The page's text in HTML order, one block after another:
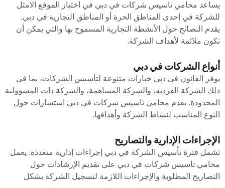
يساعد محامي تاسيس شركات في دبي في اختيار الموقع الامثل
للشركة في إحدى المناطق الحرة أو المناطق التجارية في دبي.
يقدم النصائح حول الأنشطة التجارية المسموح بها والتي يمكن أن
تكون ملائمة لأهداف الشركة.
أنواع الشركات في دبي
يوفر القانون في دبي خيارات متنوعة لتأسيس الشركات، بما في
ذلك الشركة الفرديه، والشركة المساهمة، والشركة ذات المسؤولية
المحدودة. يقدم محامي تاسيس شركات في دبي استشارات حول
النوع المناسب لنشاط الشركة وأهدافها.
الإجراءات الإدارية والتصاريح
تشمل فترة تأسيس الشركة في دبي إجراءات إدارية متعددة. يعمل
محامي تاسيس شركات في دبي على تقديم الإرشادات حول
التصاريح المطلوبة والإجراءات اللازمة لتسجيل الشركة بشكل